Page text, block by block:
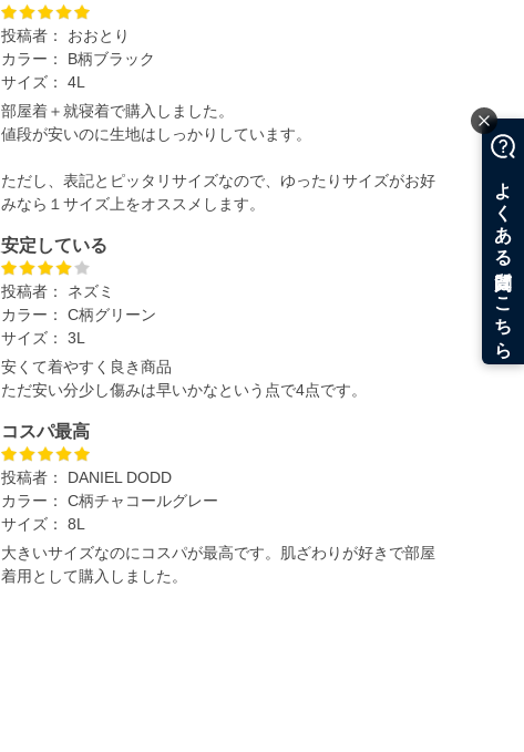
投稿者：
おおとり
カラー：
B柄ブラック
サイズ：
4L
部屋着＋就寝着で購入しました。
値段が安いのに生地はしっかりしています。
ただし、表記とピッタリサイズなので、ゆったりサイズがお好
みなら１サイズ上をオススメします。
安定している
投稿者：
ネズミ
カラー：
C柄グリーン
サイズ：
3L
安くて着やすく良き商品
ただ安い分少し傷みは早いかなという点で4点です。
コスパ最高
投稿者：
DANIEL DODD
カラー：
C柄チャコールグレー
サイズ：
8L
大きいサイズなのにコスパが最高です。肌ざわりが好きで部屋
着用として購入しました。